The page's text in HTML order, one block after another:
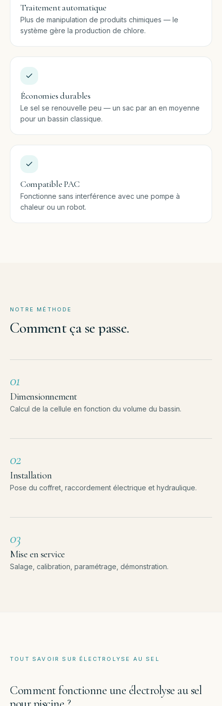
Traitement automatique
Plus de manipulation de produits chimiques — le
système gère la production de chlore.
Économies durables
Le sel se renouvelle peu — un sac par an en moyenne
pour un bassin classique.
Compatible PAC
Fonctionne sans interférence avec une pompe à
chaleur ou un robot.
NOTRE MÉTHODE
Commentça sepasse.
01
Dimensionnement
Calcul de la cellule en fonction du volume du bassin.
02
Installation
Pose du coffret, raccordement électrique et hydraulique.
03
Mise en service
Salage, calibration, paramétrage, démonstration.
TOUT SAVOIR SUR ÉLECTROLYSE AU SEL
Comment fonctionne une électrolyse au sel